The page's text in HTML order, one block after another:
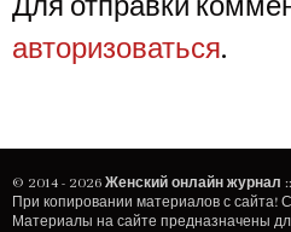
Для отправки
авторизоваться.
© 2014 - 2026 Женский онлайн журнал
При копировании материалов с сайта!
Материалы на сайте предназначены